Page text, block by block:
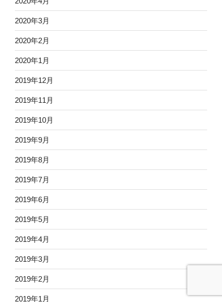
2020年3月
2020年2月
2020年1月
2019年12月
2019年11月
2019年10月
2019年9月
2019年8月
2019年7月
2019年6月
2019年5月
2019年4月
2019年3月
2019年2月
2019年1月